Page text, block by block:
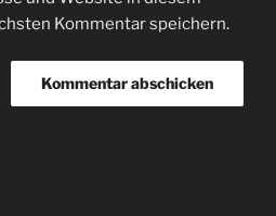
Kommentar speichern.